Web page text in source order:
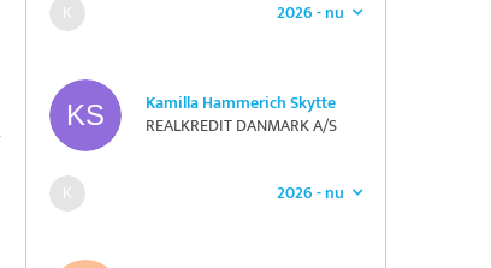
2026 - nu
Kamilla Hammerich Skytte
REALKREDIT DANMARK A/S
2026 - nu